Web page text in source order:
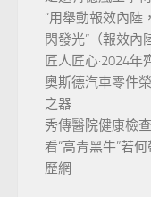
“用舉動報效內陸
閃發光”（報效內
匠人匠心·2024年
奧斯德汽車零件
之器
秀傳醫院健康檢
看“高青黑牛”若
歷網